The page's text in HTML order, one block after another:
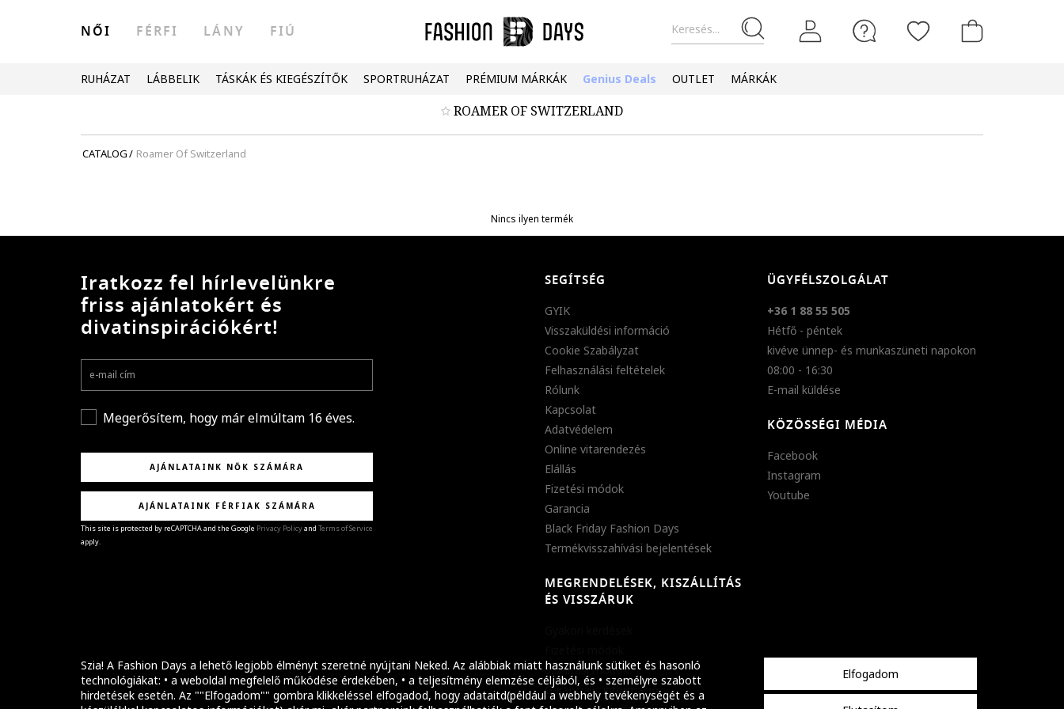
Szia! A Fashion Days a lehető legjobb élményt szeretné nyújtani Neked. Az alábbiak miatt használunk sütiket és hasonló
technológiákat: • a weboldal megfelelő működése érdekében, • a teljesítmény elemzése céljából, és • személyre szabott
hirdetések esetén. Az ""Elfogadom"" gombra klikkeléssel elfogadod, hogy adataitd(például a webhely tevékenységét és a
Elfogadom
Keresés...
NŐI FÉRFI LÁNY FIÚ
RUHÁZAT LÁBBELIK TÁSKÁK ÉS KIEGÉSZÍTŐK SPORTRUHÁZAT PRÉMIUM MÁRKÁK Genius Deals OUTLET MÁRKÁK
ROAMER OF SWITZERLAND
CATALOG/ Roamer Of Switzerland
Nincs ilyen termék
Iratkozz fel hírlevelünkre
friss ajánlatokért és
divatinspirációkért!
Megerősítem, hogy már elmúltam 16 éves.
AJÁNLATAINK NŐK SZÁMÁRA
AJÁNLATAINK FÉRFIAK SZÁMÁRA
This site is protected by reCAPTCHA and the Google Privacy Policyand Terms of Service
apply.
SEGÍTSÉG
GYIK
Visszaküldési információ
Cookie Szabályzat
Felhasználási feltételek
Rólunk
Kapcsolat
Adatvédelem
Online vitarendezés
Elállás
Fizetési módok
Garancia
Black Friday Fashion Days
Termékvisszahívási bejelentések
MEGRENDELÉSEK, KISZÁLLÍTÁS
ÉS VISSZÁRUK
Szállítási módok
Garanciális információ
ÜGYFÉLSZOLGÁLAT
+36 1 88 55 505
Hétfő - péntek
kivéve ünnep- és munkaszüneti napokon
08:00 - 16:30
E-mail küldése
KÖZÖSSÉGI MÉDIA
Facebook
Instagram
Youtube